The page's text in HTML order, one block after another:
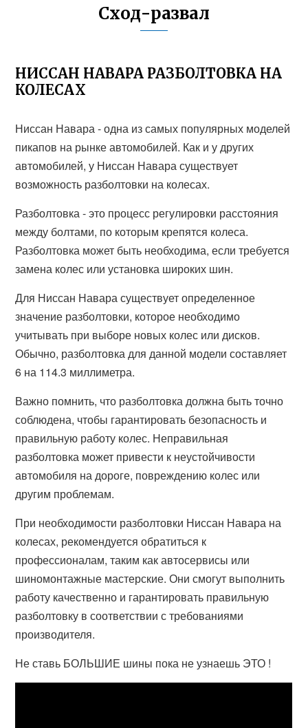
Сход-развал
НИССАН НАВАРА РАЗБОЛТОВКА НА
КОЛЕСАХ
Ниссан Навара - одна из самых популярных моделей
пикапов на рынке автомобилей. Как и у других
автомобилей, у Ниссан Навара существует
возможность разболтовки на колесах.
Разболтовка - это процесс регулировки расстояния
между болтами, по которым крепятся колеса.
Разболтовка может быть необходима, если требуется
замена колес или установка широких шин.
Для Ниссан Навара существует определенное
значение разболтовки, которое необходимо
учитывать при выборе новых колес или дисков.
Обычно, разболтовка для данной модели составляет
6 на 114.3 миллиметра.
Важно помнить, что разболтовка должна быть точно
соблюдена, чтобы гарантировать безопасность и
правильную работу колес. Неправильная
разболтовка может привести к неустойчивости
автомобиля на дороге, повреждению колес или
другим проблемам.
При необходимости разболтовки Ниссан Навара на
колесах, рекомендуется обратиться к
профессионалам, таким как автосервисы или
шиномонтажные мастерские. Они смогут выполнить
работу качественно и гарантировать правильную
разболтовку в соответствии с требованиями
производителя.
Не ставь БОЛЬШИЕ шины пока не узнаешь ЭТО !